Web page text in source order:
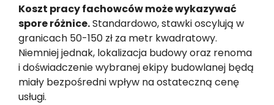
Koszt pracy fachowców może wykazywać
spore różnice.Standardowo, stawki oscylują w
granicach 50-150 zł za metr kwadratowy.
Niemniej jednak, lokalizacja budowy oraz renoma
i doświadczenie wybranej ekipy budowlanej będą
miały bezpośredni wpływ na ostateczną cenę
usługi.